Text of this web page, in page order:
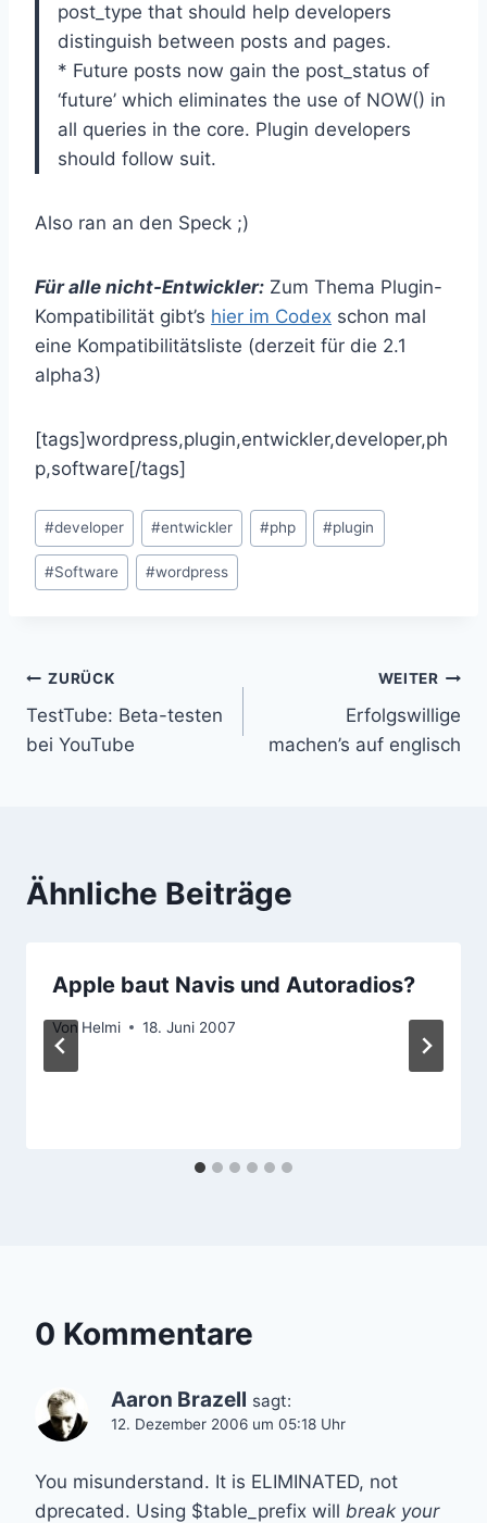
post_type that should help developers
distinguish between posts and pages.
* Future posts now gain the post_status of
‘future’ which eliminates the use of NOW() in
all queries in the core. Plugin developers
should follow suit.
Also ran an den Speck ;)
Für alle nicht-Entwickler: Zum Thema Plugin-
Kompatibilität gibt’s hier im Codex schon mal
eine Kompatibilitätsliste (derzeit für die 2.1
alpha3)
[tags]wordpress,plugin,entwickler,developer,ph
p,software[/tags]
Schlagworte:
#developer #entwickler #php #plugin
#Software #wordpress
Beitragsnavigation
ZURÜCK
TestTube: Beta-testen
bei YouTube
WEITER
Erfolgswillige
machen’s auf englisch
Ähnliche Beiträge
Apple baut Navis und Autoradios?
Von Helmi 18. Juni 2007
0 Kommentare
Aaron Brazell sagt:
12. Dezember 2006 um 05:18 Uhr
You misunderstand. It is ELIMINATED, not
dprecated. Using $table_prefix will break your